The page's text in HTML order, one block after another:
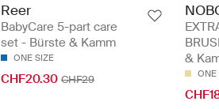
Reer
BabyCare 5-part care
set - Bürste & Kamm
ONE SIZE
CHF20.30 CHF29
&
ONE